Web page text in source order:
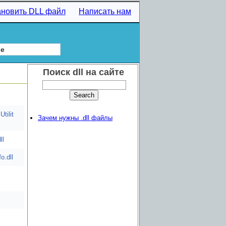
DLL файл Написать нам
Поиск dll на сайте
Зачем нужны .dll файлы